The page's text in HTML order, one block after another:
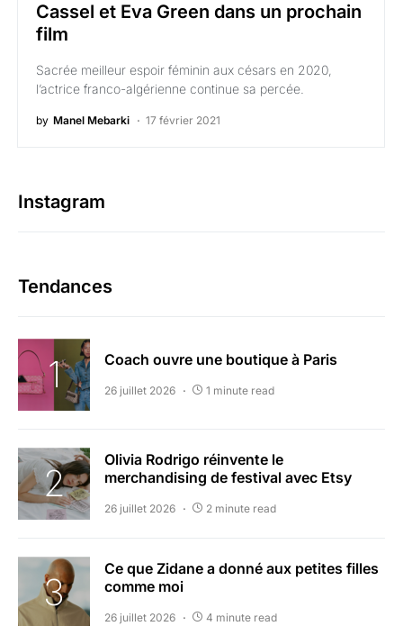
Cassel et Eva Green dans un prochain
film
Sacrée meilleur espoir féminin aux césars en 2020,
l’actrice franco-algérienne continue sa percée.
by Manel Mebarki 17 février 2021
Instagram
Tendances
Coach ouvre une boutique à Paris
26 juillet 2026 1 minute read
Olivia Rodrigo réinvente le
merchandising de festival avec Etsy
26 juillet 2026 2 minute read
Ce que Zidane a donné aux petites filles
comme moi
26 juillet 2026 4 minute read